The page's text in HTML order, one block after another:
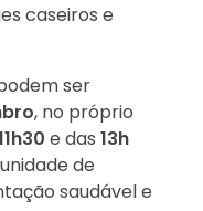
caseiros e
ser
, no próprio
e das 13h
de
saudável e